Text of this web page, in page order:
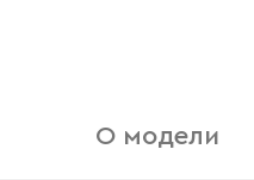
О модели